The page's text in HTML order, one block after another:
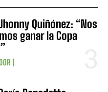
Quiñónez: “Nos
ganar la Copa